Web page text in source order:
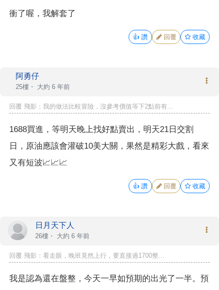
衝了喔，我解套了
👍 讚 回覆 收藏
阿勇仔
25樓・ 大約 6 年前
回覆 飛影：我的做法比較冒險，沒參考價值等下2點前有...
1688買進，等明天晚上找好點賣出，明天21日交割
日，原油應該會灌破10美大關，果然是精彩大戲，看來
又有短波📈📈📈
👍 讚 回覆 收藏
日月天下人
26樓・ 大約 6 年前
回覆 飛影：看走眼，晚班竟然上行，要直接過1700整...
我是認為還在盤整，今天一早如預期的出光了一半。預